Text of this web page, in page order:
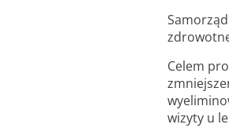
Celem
wizyty u